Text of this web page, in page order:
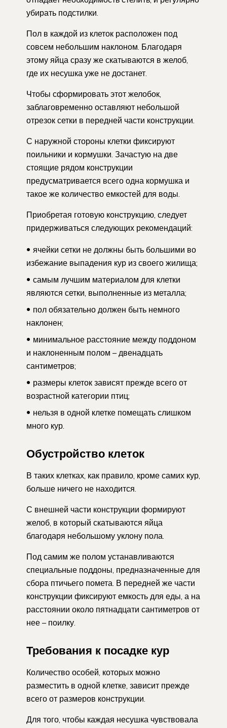
убирать подстилки.
Пол в каждой из клеток расположен под
совсем небольшим наклоном. Благодаря
этому яйца сразу же скатываются в желоб,
где их несушка уже не достанет.
Чтобы сформировать этот желобок,
заблаговременно оставляют небольшой
отрезок сетки в передней части конструкции.
С наружной стороны клетки фиксируют
поильники и кормушки. Зачастую на две
стоящие рядом конструкции
предусматривается всего одна кормушка и
такое же количество емкостей для воды.
Приобретая готовую конструкцию, следует
придерживаться следующих рекомендаций:
ячейки сетки не должны быть большими во
избежание выпадения кур из своего жилища;
самым лучшим материалом для клетки
являются сетки, выполненные из металла;
пол обязательно должен быть немного
наклонен;
минимальное расстояние между поддоном
и наклоненным полом – двенадцать
сантиметров;
размеры клеток зависят прежде всего от
возрастной категории птиц;
нельзя в одной клетке помещать слишком
много кур.
Обустройство клеток
В таких клетках, как правило, кроме самих кур,
больше ничего не находится.
С внешней части конструкции формируют
желоб, в который скатываются яйца
благодаря небольшому уклону пола.
Под самим же полом устанавливаются
специальные поддоны, предназначенные для
сбора птичьего помета. В передней же части
конструкции фиксируют емкость для еды, а на
расстоянии около пятнадцати сантиметров от
нее – поилку.
Требования к посадке кур
Количество особей, которых можно
разместить в одной клетке, зависит прежде
всего от размеров конструкции.
Для того, чтобы каждая несушка чувствовала